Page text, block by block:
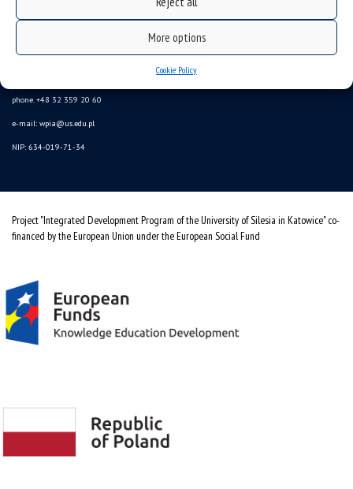
More options
Cookie Policy
University of Silesia
ul. Bankowa 11b, 40-007 Katowice, Poland
phone. +48 32 359 20 60
e-mail: wpia@us.edu.pl
NIP: 634-019-71-34
Project "Integrated Development Program of the University of Silesia in Katowice" co-
financed by the European Union under the European Social Fund